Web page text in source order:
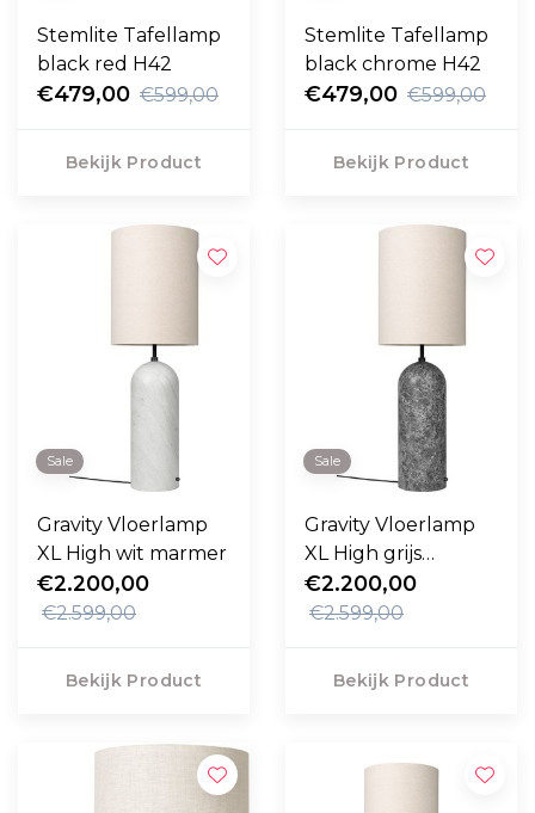
Stemlite Tafellamp
black red H42
€479,00 €599,00
Bekijk Product
Stemlite Tafellamp
black chrome H42
€479,00 €599,00
Bekijk Product
Sale
Gravity Vloerlamp
XL High wit marmer
€2.200,00
€2.599,00
Bekijk Product
Sale
Gravity Vloerlamp
XL High grijs
marmer
€2.200,00
€2.599,00
Bekijk Product